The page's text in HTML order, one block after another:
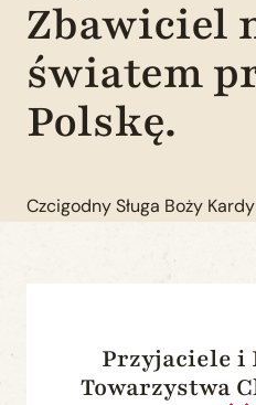
Zbawiciel
światem
Polskę.
Czcigodny Sługa Boży
Przyjaciele i
Towarzystwa